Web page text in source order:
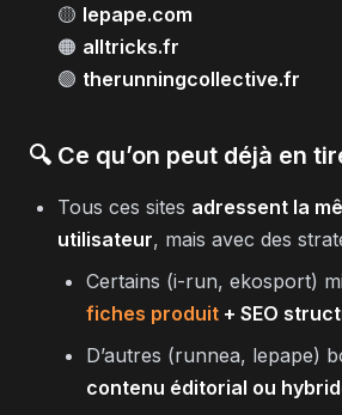
🟡 lepape.com
🟠 alltricks.fr
🟣 therunningcollective.fr
🔍 Ce qu’on peut déjà en
Tous ces sites adressent la
utilisateur, mais avec des
Certains (i-run, ekosport)
fiches produit + SEO
D’autres (runnea, lepape)
contenu éditorial ou